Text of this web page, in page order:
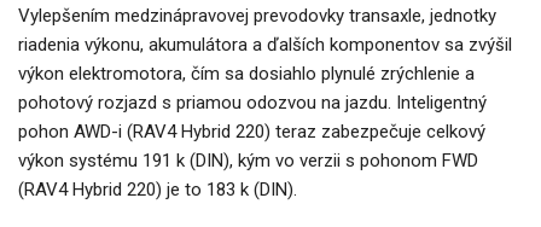
Vylepšením medzinápravovej prevodovky transaxle, jednotky
riadenia výkonu, akumulátora a ďalších komponentov sa zvýšil
výkon elektromotora, čím sa dosiahlo plynulé zrýchlenie a
pohotový rozjazd s priamou odozvou na jazdu. Inteligentný
pohon AWD-i (RAV4 Hybrid 220) teraz zabezpečuje celkový
výkon systému 191 k (DIN), kým vo verzii s pohonom FWD
(RAV4 Hybrid 220) je to 183 k (DIN).